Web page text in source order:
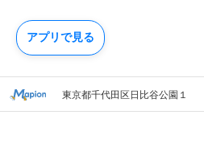
東京都千代田区日比谷公園１
アプリで見る